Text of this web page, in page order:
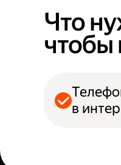
Что
чтобы
в